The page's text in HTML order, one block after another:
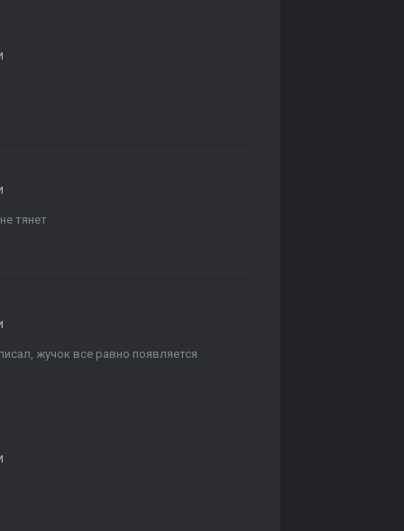
тянет
жучок все равно появляется